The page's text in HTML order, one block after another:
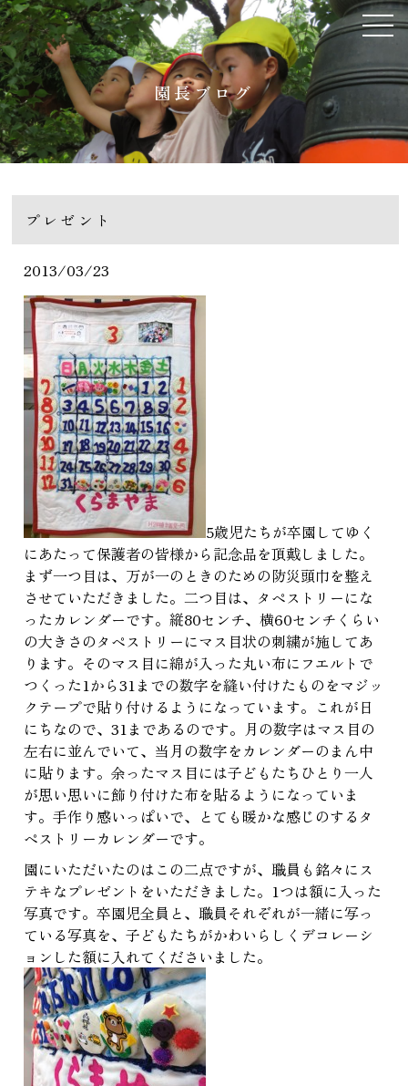
園長ブログ
プレゼント
2013/03/23
5歳児たちが卒園してゆく
にあたって保護者の皆様から記念品を頂戴しました。
まず一つ目は、万が一のときのための防災頭巾を整え
させていただきました。二つ目は、タペストリーにな
ったカレンダーです。縦80センチ、横60センチくらい
の大きさのタペストリーにマス目状の刺繍が施してあ
ります。そのマス目に綿が入った丸い布にフエルトで
つくった1から31までの数字を縫い付けたものをマジッ
クテープで貼り付けるようになっています。これが日
にちなので、31まであるのです。月の数字はマス目の
左右に並んでいて、当月の数字をカレンダーのまん中
に貼ります。余ったマス目には子どもたちひとり一人
が思い思いに飾り付けた布を貼るようになっていま
す。手作り感いっぱいで、とても暖かな感じのするタ
ペストリーカレンダーです。
園にいただいたのはこの二点ですが、職員も銘々にス
テキなプレゼントをいただきました。1つは額に入った
写真です。卒園児全員と、職員それぞれが一緒に写っ
ている写真を、子どもたちがかわいらしくデコレーシ
ョンした額に入れてくださいました。